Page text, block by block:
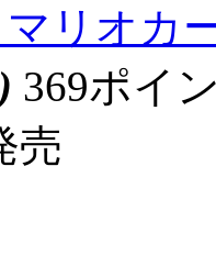
マリオカ
369ポイ
売